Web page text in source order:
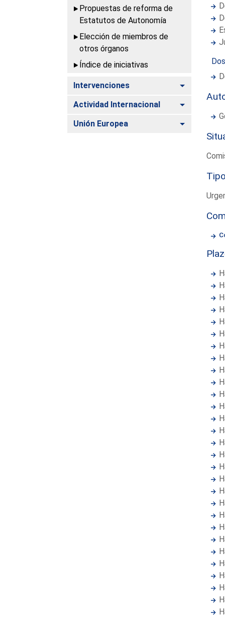
Propuestas de reforma de
Estatutos de Autonomía
Elección de miembros de
otros órganos
Índice de iniciativas
Intervenciones Alternar
Actividad Internacional Alternar
Unión Europea Alternar